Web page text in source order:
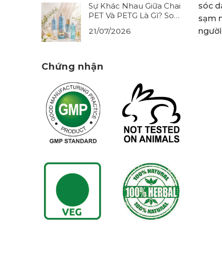
Sự Khác Nhau Giữa Chai
PET Và PETG Là Gì? So
(2026)
21/07/2026
Chứng nhận
sóc
sạm